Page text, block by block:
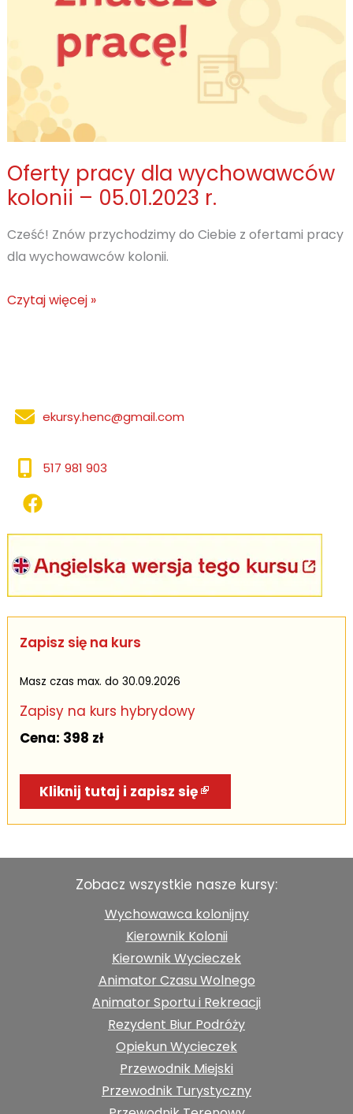
Oferty pracy dla wychowawców
kolonii – 05.01.2023 r.
Cześć! Znów przychodzimy do Ciebie z ofertami pracy
dla wychowawców kolonii.
Oferty
Czytaj więcej »
ekursy.henc@gmail.com
517 981 903
Zapisz się na kurs
Masz czas max. do 30.09.2026
Zapisy na kurs hybrydowy
Cena: 398 zł
Kliknij tutaj i zapisz się
Zobacz wszystkie nasze kursy:
Wychowawca kolonijny
Kierownik Kolonii
Kierownik Wycieczek
Animator Czasu Wolnego
Animator Sportu i Rekreacji
Rezydent Biur Podróży
Opiekun Wycieczek
Przewodnik Miejski
Przewodnik Turystyczny